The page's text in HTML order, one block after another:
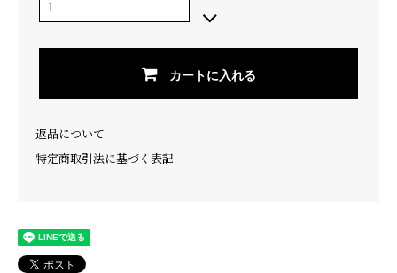
カートに入れる
返品について
特定商取引法に基づく表記